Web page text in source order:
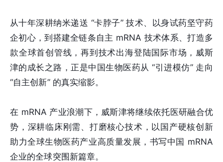
从十年深耕纳米递送 “卡脖子” 技术、以身试药坚守药
企初心，到搭建全链条自主 mRNA 技术体系、打造多
款全球首创管线，再到技术出海登陆国际市场，威斯
津的成长之路，正是中国生物医药从 “引进模仿” 走向
“自主创新” 的真实缩影。
在 mRNA 产业浪潮下，威斯津将继续依托医研融合优
势，深耕临床刚需、打磨核心技术，以国产硬核创新
助力全球生物医药产业高质量发展，书写中国 mRNA
企业的全球突围新篇章。